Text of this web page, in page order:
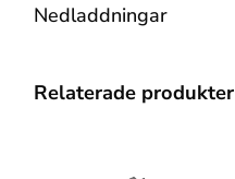
Nedladdningar
Relaterade produkter